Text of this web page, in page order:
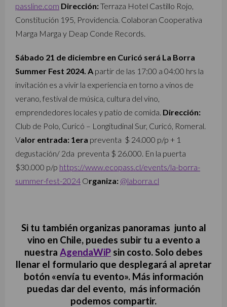
passline.com Dirección:Terraza Hotel Castillo Rojo,
Constitución 195, Providencia. Colaboran Cooperativa
Marga Marga y Deap Conde Records.
Sábado 21 de diciembre en Curicó será La Borra
Summer Fest 2024. A partir de las 17:00 a 04:00 hrs la
invitación es a vivir la experiencia en torno a vinos de
verano, festival de música, cultura del vino,
emprendedores locales y patio de comida. Dirección:
Club de Polo, Curicó – Longitudinal Sur, Curicó, Romeral.
Valor entrada: 1era preventa $ 24.000 p/p + 1
degustación/ 2da preventa $ 26.000. En la puerta
$30.000 p/p https://www.ecopass.cl/events/la-borra-
summer-fest-2024 Organiza: @laborra.cl
Si tu también organizas panoramas junto al
vino en Chile, puedes subir tu a evento a
nuestra AgendaWiP sin costo. Solo debes
llenar el formulario que desplegará al apretar
botón «envía tu evento». Más información
puedas dar del evento, más información
podemos compartir.